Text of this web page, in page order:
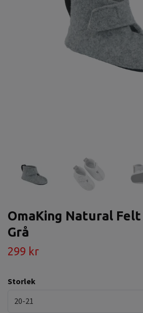
OmaKing Natural
Grå
299 kr
Storlek
20-21